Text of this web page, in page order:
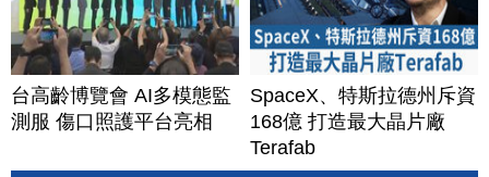
台高齡博覽會 AI多模態監
測服 傷口照護平台亮相
SpaceX、特斯拉德州斥資
168億 打造最大晶片廠
Terafab